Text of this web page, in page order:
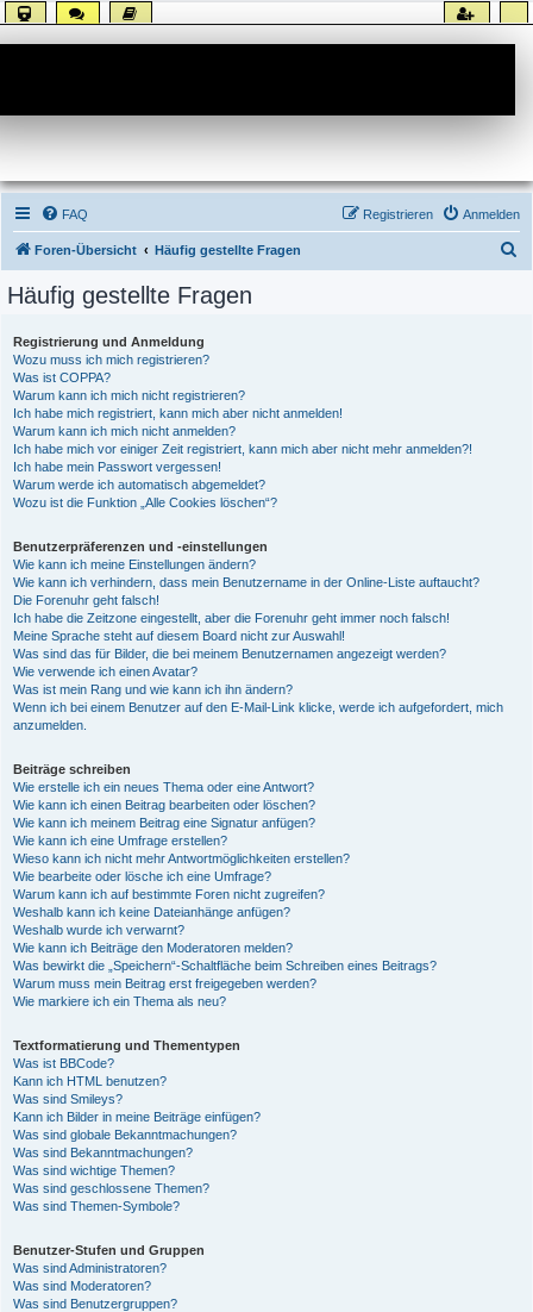
FAQ Anmelden
Registrieren
Foren-Übersicht Häufig gestellte Fragen
Häufig gestellte Fragen
Registrierung und Anmeldung
Wozu muss ich mich registrieren?
Was ist COPPA?
Warum kann ich mich nicht registrieren?
Ich habe mich registriert, kann mich aber nicht anmelden!
Warum kann ich mich nicht anmelden?
Ich habe mich vor einiger Zeit registriert, kann mich aber nicht mehr anmelden?!
Ich habe mein Passwort vergessen!
Warum werde ich automatisch abgemeldet?
Wozu ist die Funktion „Alle Cookies löschen“?
Benutzerpräferenzen und -einstellungen
Wie kann ich meine Einstellungen ändern?
Wie kann ich verhindern, dass mein Benutzername in der Online-Liste auftaucht?
Die Forenuhr geht falsch!
Ich habe die Zeitzone eingestellt, aber die Forenuhr geht immer noch falsch!
Meine Sprache steht auf diesem Board nicht zur Auswahl!
Was sind das für Bilder, die bei meinem Benutzernamen angezeigt werden?
Wie verwende ich einen Avatar?
Was ist mein Rang und wie kann ich ihn ändern?
Wenn ich bei einem Benutzer auf den E-Mail-Link klicke, werde ich aufgefordert, mich
anzumelden.
Beiträge schreiben
Wie erstelle ich ein neues Thema oder eine Antwort?
Wie kann ich einen Beitrag bearbeiten oder löschen?
Wie kann ich meinem Beitrag eine Signatur anfügen?
Wie kann ich eine Umfrage erstellen?
Wieso kann ich nicht mehr Antwortmöglichkeiten erstellen?
Wie bearbeite oder lösche ich eine Umfrage?
Warum kann ich auf bestimmte Foren nicht zugreifen?
Weshalb kann ich keine Dateianhänge anfügen?
Weshalb wurde ich verwarnt?
Wie kann ich Beiträge den Moderatoren melden?
Was bewirkt die „Speichern“-Schaltfläche beim Schreiben eines Beitrags?
Warum muss mein Beitrag erst freigegeben werden?
Wie markiere ich ein Thema als neu?
Textformatierung und Thementypen
Was ist BBCode?
Kann ich HTML benutzen?
Was sind Smileys?
Kann ich Bilder in meine Beiträge einfügen?
Was sind globale Bekanntmachungen?
Was sind Bekanntmachungen?
Was sind wichtige Themen?
Was sind geschlossene Themen?
Was sind Themen-Symbole?
Benutzer-Stufen und Gruppen
Was sind Administratoren?
Was sind Moderatoren?
Was sind Benutzergruppen?